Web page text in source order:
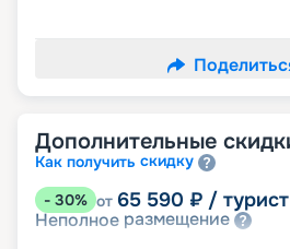
Дополнительные
Как получить скидку
- 30% от 65 590 ₽ / турист
Неполное размещение